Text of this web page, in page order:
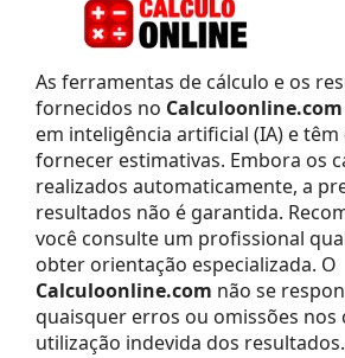
As ferramentas de cálculo e os
fornecidos no Calculoonline.com
em inteligência artificial (IA) e
fornecer estimativas. Embora os
realizados automaticamente, a
resultados não é garantida.
você consulte um profissional
obter orientação especializada. O
Calculoonline.com não se
quaisquer erros ou omissões nos
utilização indevida dos resultados.